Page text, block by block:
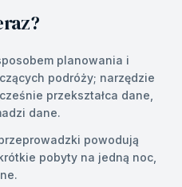
planowania i
podróży; narzędzie
przekształca dane,
dane.
powodują
pobyty na jedną noc,